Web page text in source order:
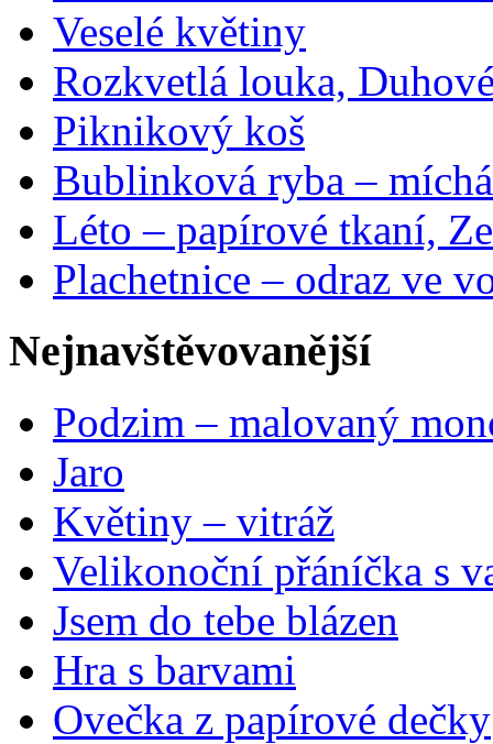
Veselé květiny
Rozkvetlá louka,
Piknikový koš
Bublinková ryba –
Léto – papírové tkaní,
Plachetnice – odraz ve
Nejnavštěvovanější
Podzim – malovaný
Jaro
Květiny – vitráž
Velikonoční přáníčka s
Jsem do tebe blázen
Hra s barvami
Ovečka z papírové dečky